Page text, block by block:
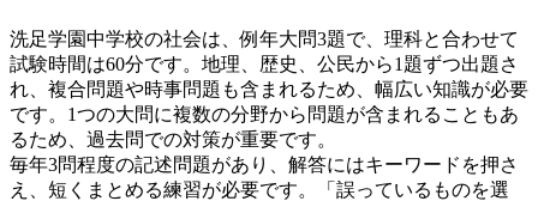
洗足学園中学校の社会は、例年大問3題で、理科と合わせて
試験時間は60分です。地理、歴史、公民から1題ずつ出題さ
れ、複合問題や時事問題も含まれるため、幅広い知識が必要
です。1つの大問に複数の分野から問題が含まれることもあ
るため、過去問での対策が重要です。
毎年3問程度の記述問題があり、解答にはキーワードを押さ
え、短くまとめる練習が必要です。「誤っているものを選